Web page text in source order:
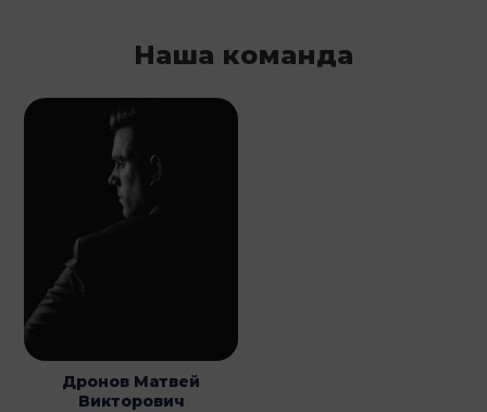
Наша команда
Дронов Матвей
Викторович